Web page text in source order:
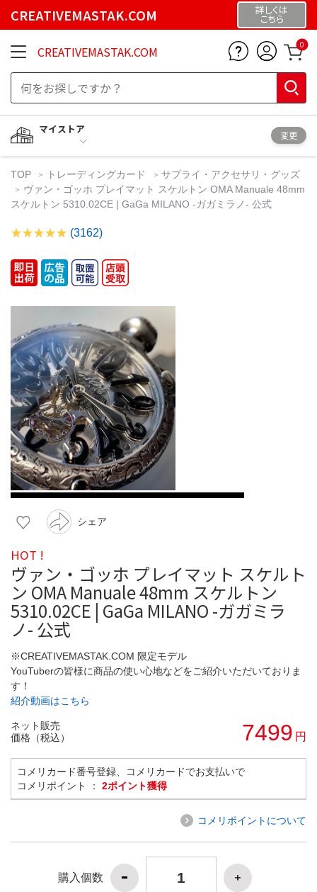
CREATIVEMASTAK.COM 詳しくは
こちら
CREATIVEMASTAK.COM 0
マイストア
変更
TOP トレーディングカード
サプライ・アクセサリ・グッズ
ヴァン・ゴッホ プレイマット スケルトン OMA Manuale 48mm
スケルトン 5310.02CE | GaGa MILANO -ガガミラノ- 公式
(3162)
シェア
HOT !
ヴァン・ゴッホ プレイマット スケルト
ン OMA Manuale 48mm スケルトン
5310.02CE | GaGa MILANO -ガガミラ
ノ- 公式
※CREATIVEMASTAK.COM 限定モデル
YouTuberの皆様に商品の使い心地などをご紹介いただいておりま
す！
紹介動画はこちら
ネット販売
価格（税込）
7499 円
コメリカード番号登録、コメリカードでお支払いで
コメリポイント ： 2ポイント獲得
コメリポイントについて
購入個数